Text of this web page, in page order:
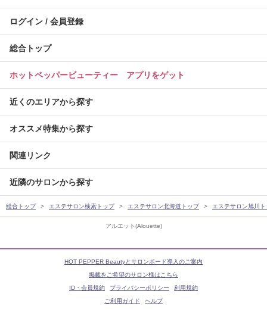
アルエット(Alouette)
ログイン / 会員登録
総合トップ
ホットペッパービューティー アプリをゲット
近くのエリアから探す
オススメ特集から探す
関連リンク
近隣のサロンから探す
総合トップ エステサロン検索トップ エステサロン北海道トップ エステサロン旭川ト
HOT PEPPER Beautyとサロンボード導入のご案内
掲載をご希望のサロン様はこちら
ID・会員規約
プライバシーポリシー
利用規約
ご利用ガイド
ヘルプ